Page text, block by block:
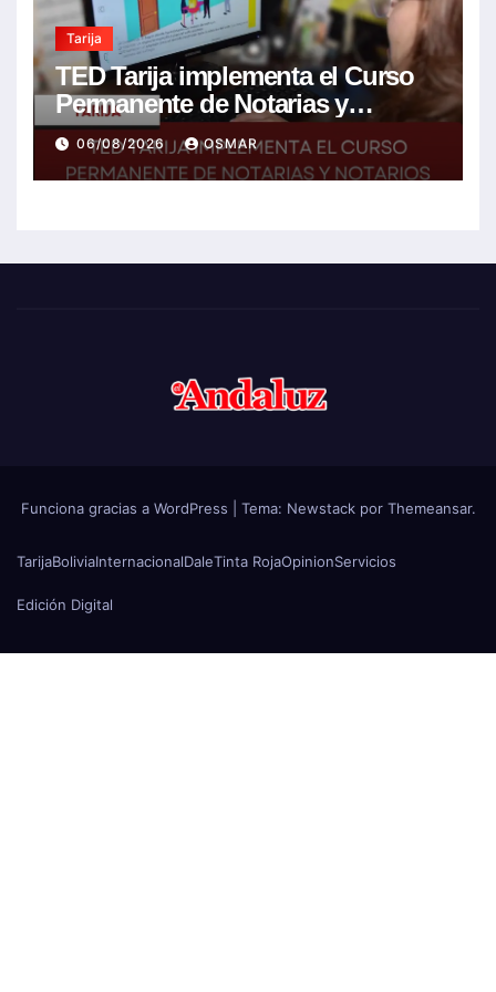
Tarija
TED Tarija implementa el Curso
Permanente de Notarias y
Notarios Electorales 2026
06/08/2026 OSMAR
Funciona gracias a WordPress Tema: Newstackpor Themeansar.
TarijaBoliviaInternacionalDaleTinta RojaOpinionServicios
Edición Digital